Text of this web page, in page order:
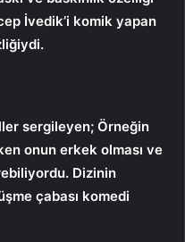
İvedik’i komik yapan
sergileyen; Örneğin
onun erkek olması ve
Dizinin
çabası komedi